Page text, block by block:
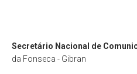
Secretário Nacional de
da Fonseca - Gibran